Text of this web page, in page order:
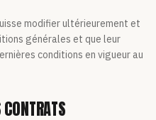
modifier ultérieurement et
générales et que leur
conditions en vigueur au